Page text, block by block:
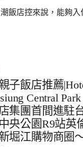
飯店控來說，能夠
子飯店推薦
Central
集團首間進駐
央公園R9站英
堀江購物商圈